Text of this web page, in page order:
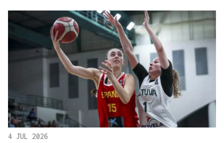
4 JUL 2026